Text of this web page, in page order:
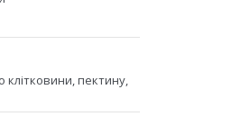
клітковини, пектину,